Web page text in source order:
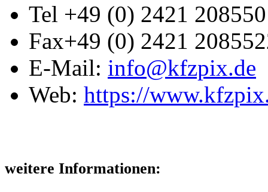
Tel +49 (0) 2421 208550
Fax+49 (0) 2421
E-Mail: info@kfzpix.de
Web: https://
weitere Informationen: